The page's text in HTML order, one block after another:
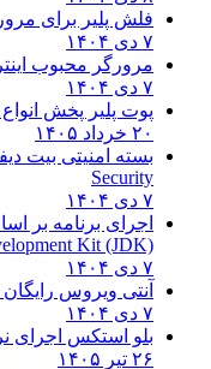
فلش پلیر برای
مرورگر محبوب
پوت پلیر پخش انواع
بسته امنیتی بیت
Security
اجرای برنامه بر
Kit (JDK)
آنتی ویروس رایگان و
بلو استکس اجرای نرم